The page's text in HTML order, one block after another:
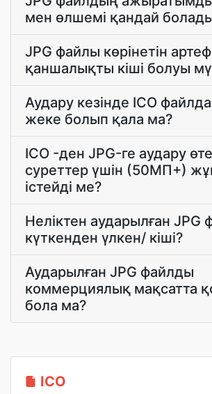
мен өлшемі қандай
JPG файлы көрінетін
қаншалықты кіші болуы
Аудару кезінде ICO
жеке болып қала ма?
ICO -ден JPG-ге аудару
суреттер үшін (50МП+)
істейді ме?
Неліктен аударылған JPG
күткенден үлкен/ кіші?
Аударылған JPG файлды
коммерциялық мақсатта
бола ма?
ICO